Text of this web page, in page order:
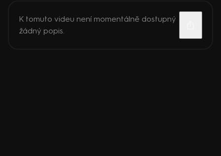
K tomuto videu není momentálně dostupný
žádný popis.